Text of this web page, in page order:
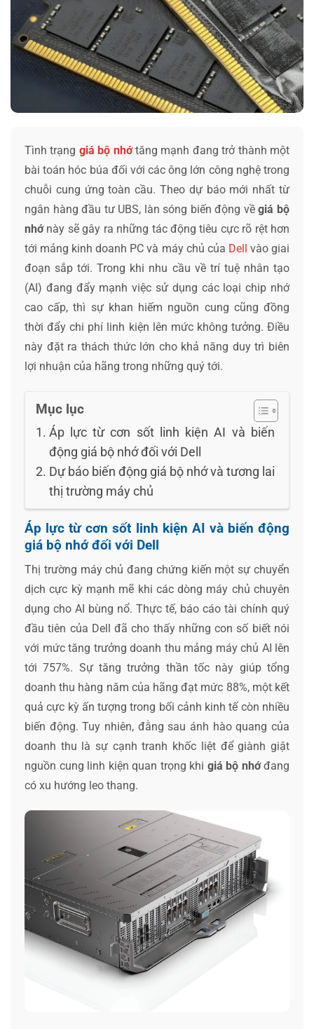
Tình trạng giá bộ nhớtăng mạnh đang trở thành một
bài toán hóc búa đối với các ông lớn công nghệ trong
chuỗi cung ứng toàn cầu. Theo dự báo mới nhất từ
ngân hàng đầu tư UBS, làn sóng biến động vềgiá bộ
nhớnày sẽ gây ra những tác động tiêu cực rõ rệt hơn
tới mảng kinh doanh PC và máy chủ của Dell vào giai
đoạn sắp tới. Trong khi nhu cầu về trí tuệ nhân tạo
(AI) đang đẩy mạnh việc sử dụng các loại chip nhớ
cao cấp, thì sự khan hiếm nguồn cung cũng đồng
thời đẩy chi phí linh kiện lên mức không tưởng. Điều
này đặt ra thách thức lớn cho khả năng duy trì biên
lợi nhuận của hãng trong những quý tới.
Mục lục
Áp lực từ cơn sốt linh kiện AI và biến
động giá bộ nhớ đối với Dell
Dự báo biến động giá bộ nhớ và tương lai
thị trường máy chủ
Áp lực từ cơn sốt linh kiện AI và biến động
giá bộ nhớ đối với Dell
Thị trường máy chủ đang chứng kiến một sự chuyển
dịch cực kỳ mạnh mẽ khi các dòng máy chủ chuyên
dụng cho AI bùng nổ. Thực tế, báo cáo tài chính quý
đầu tiên của Dell đã cho thấy những con số biết nói
với mức tăng trưởng doanh thu mảng máy chủ AI lên
tới 757%. Sự tăng trưởng thần tốc này giúp tổng
doanh thu hàng năm của hãng đạt mức 88%, một kết
quả cực kỳ ấn tượng trong bối cảnh kinh tế còn nhiều
biến động. Tuy nhiên, đằng sau ánh hào quang của
doanh thu là sự cạnh tranh khốc liệt để giành giật
nguồn cung linh kiện quan trọng khi giá bộ nhớđang
có xu hướng leo thang.